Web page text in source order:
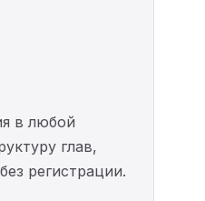
в любой
глав,
регистрации.